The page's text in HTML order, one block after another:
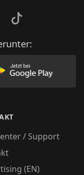
TikTok
herunter
Lade unsere
/ Support
(EN)